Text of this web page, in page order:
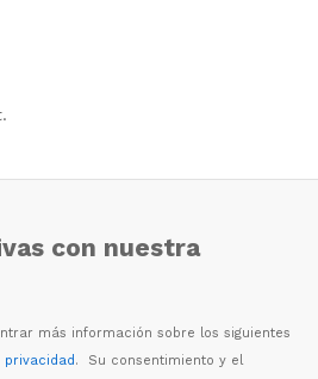
con nuestra
más información sobre los siguientes
privacidad. Su consentimiento y el